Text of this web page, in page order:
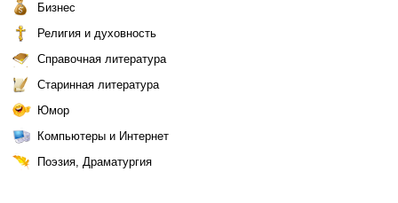
Бизнес
Религия и духовность
Справочная литература
Старинная литература
Юмор
Компьютеры и Интернет
Поэзия, Драматургия